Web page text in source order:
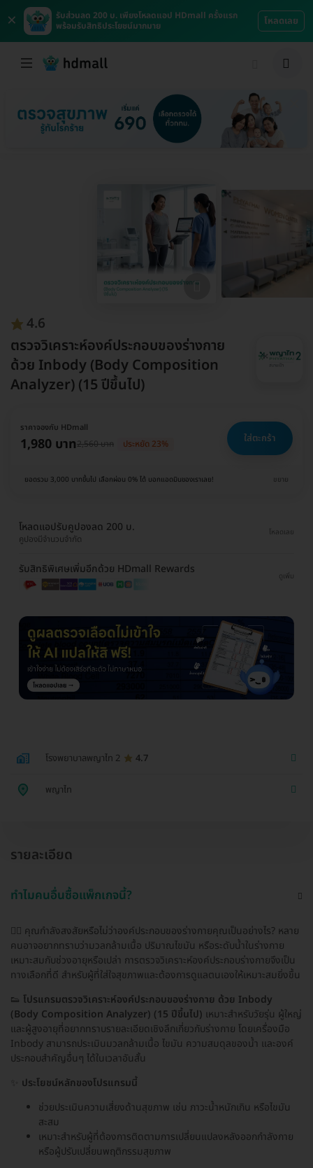
×
รับส่วนลด 200 บ. เพียงโหลดแอป HDmall ครั้งแรก
พร้อมรับสิทธิประโยชน์มากมาย
โหลดเลย
4.6
ตรวจวิเคราะห์องค์ประกอบของร่างกาย
ด้วย Inbody (Body Composition
Analyzer) (15 ปีขึ้นไป)
ราคาจองกับ HDmall
1,980 บาท2,560 บาท ประหยัด 23% ใส่ตะกร้า
ยอดรวม 3,000 บาทขึ้นไป เลือกผ่อน 0% ได้ บอกแอดมินของเราเลย! ขยาย
โหลดแอปรับคูปองลด 200 บ.
คูปองมีจำนวนจำกัด
โหลดเลย
รับสิทธิพิเศษเพิ่มอีกด้วย HDmall Rewards
ดูเพิ่ม
โรงพยาบาลพญาไท 2 4.7
พญาไท
รายละเอียด
ทำไมคนอื่นซื้อแพ็กเกจนี้?
🧑‍⚕️ คุณกำลังสงสัยหรือไม่ว่าองค์ประกอบของร่างกายคุณเป็นอย่างไร? หลาย
คนอาจอยากทราบว่ามวลกล้ามเนื้อ ปริมาณไขมัน หรือระดับน้ำในร่างกาย
เหมาะสมกับช่วงอายุหรือเปล่า การตรวจวิเคราะห์องค์ประกอบร่างกายจึงเป็น
ทางเลือกที่ดี สำหรับผู้ที่ใส่ใจสุขภาพและต้องการดูแลตนเองให้เหมาะสมยิ่งขึ้น
👟 โปรแกรมตรวจวิเคราะห์องค์ประกอบของร่างกาย ด้วย Inbody
(Body Composition Analyzer) (15 ปีขึ้นไป) เหมาะสำหรับวัยรุ่น ผู้ใหญ่
และผู้สูงอายุที่อยากทราบรายละเอียดเชิงลึกเกี่ยวกับร่างกาย โดยเครื่องมือ
Inbody สามารถประเมินมวลกล้ามเนื้อ ไขมัน ความสมดุลของน้ำ และองค์
ประกอบสำคัญอื่นๆ ได้ในเวลาอันสั้น
ประโยชน์หลักของโปรแกรมนี้
ช่วยประเมินความเสี่ยงด้านสุขภาพ เช่น ภาวะน้ำหนักเกิน หรือไขมัน
สะสม
เหมาะสำหรับผู้ที่ต้องการติดตามการเปลี่ยนแปลงหลังออกกำลังกาย
หรือผู้ปรับเปลี่ยนพฤติกรรมสุขภาพ